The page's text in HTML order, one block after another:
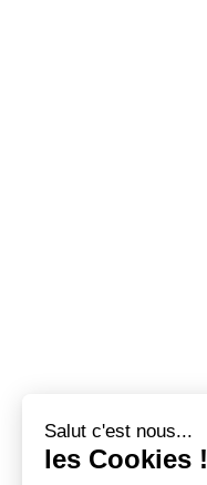
Salut c'est nous...
les Cookies !